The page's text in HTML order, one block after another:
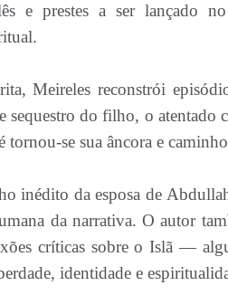
e prestes a ser lançado
Meireles reconstrói
sequestro do filho, o atentado
se sua âncora e
inédito da esposa de
da narrativa. O autor
críticas sobre o Islã —
identidade e